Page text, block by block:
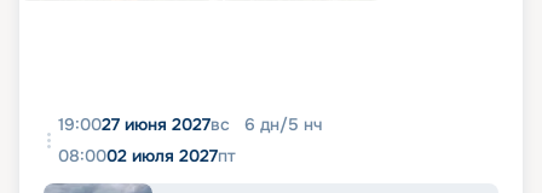
19:0027 июня 2027вс 6 дн/5 нч
08:0002 июля 2027пт